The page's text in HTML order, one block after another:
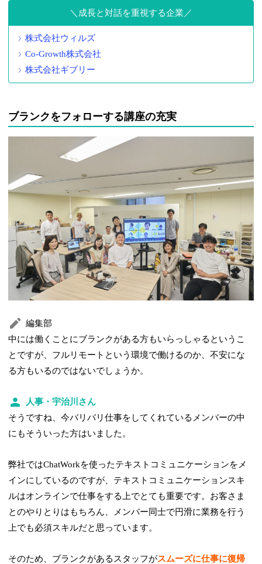
成長と対話を重視する企業
株式会社ウィルズ
Co-Growth株式会社
株式会社ギブリー
ブランクをフォローする講座の充実
編集部
中には働くことにブランクがある方もいらっしゃるというこ
とですが、フルリモートという環境で働けるのか、不安にな
る方もいるのではないでしょうか。
人事・宇治川さん
そうですね、今バリバリ仕事をしてくれているメンバーの中
にもそういった方はいました。
弊社ではChatWorkを使ったテキストコミュニケーションをメ
インにしているのですが、テキストコミュニケーションスキ
ルはオンラインで仕事をする上でとても重要です。お客さま
とのやりとりはもちろん、メンバー同士で円滑に業務を行う
上でも必須スキルだと思っています。
そのため、ブランクがあるスタッフがスムーズに仕事に復帰